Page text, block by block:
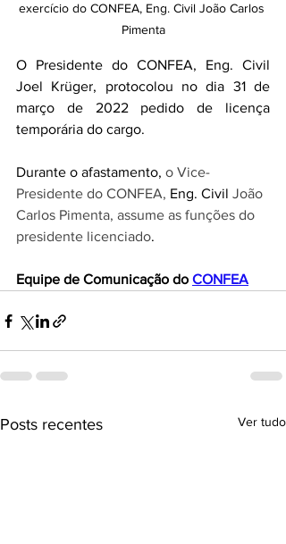
exercício do CONFEA, Eng. Civil João Carlos
Pimenta
O Presidente do CONFEA, Eng. Civil
Joel Krüger, protocolou no dia 31 de
março de 2022 pedido de licença
temporária do cargo.
Durante o afastamento, o Vice-
Presidente do CONFEA, Eng. Civil João
Carlos Pimenta, assume as funções do
presidente licenciado.
Equipe de Comunicação do CONFEA
Posts recentes Ver tudo